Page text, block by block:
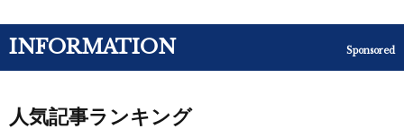
INFORMATION Sponsored
人気記事ランキング